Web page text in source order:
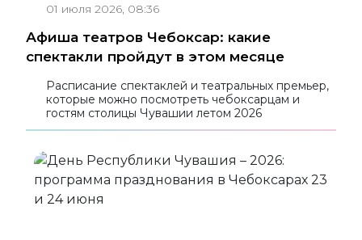
01 июля 2026, 08:36
Афиша театров Чебоксар: какие
спектакли пройдут в этом месяце
Расписание спектаклей и театральных премьер,
которые можно посмотреть чебоксарцам и
гостям столицы Чувашии летом 2026